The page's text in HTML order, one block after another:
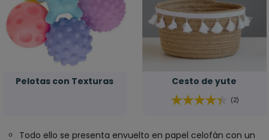
Pelotas con Texturas Cesto de yute
(2)
Todo ello se presenta envuelto en papel celofán con un